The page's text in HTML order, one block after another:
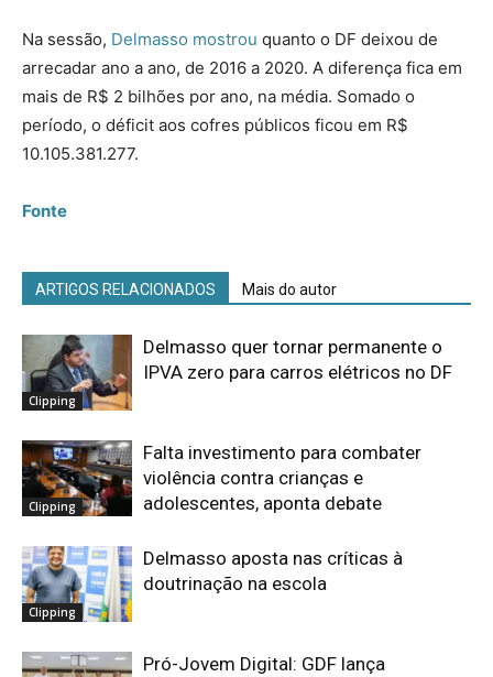
Na sessão, Delmasso mostrou quanto o DF deixou de
arrecadar ano a ano, de 2016 a 2020. A diferença fica em
mais de R$ 2 bilhões por ano, na média. Somado o
período, o déficit aos cofres públicos ficou em R$
10.105.381.277.
Fonte
ARTIGOS RELACIONADOS Mais do autor
Clipping
Delmasso quer tornar permanente o
IPVA zero para carros elétricos no DF
Clipping
Falta investimento para combater
violência contra crianças e
adolescentes, aponta debate
Clipping
Delmasso aposta nas críticas à
doutrinação na escola
Pró-Jovem Digital: GDF lança